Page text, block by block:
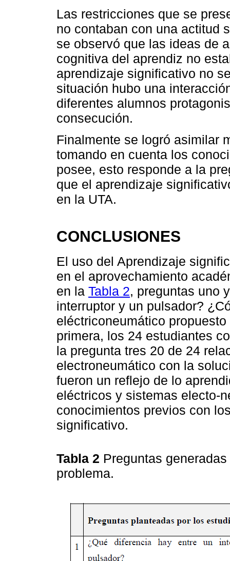
Las restricciones que se
no contaban con una actitud
se observó que las ideas de
cognitiva del aprendiz no
aprendizaje significativo no
situación hubo una
diferentes alumnos
consecución.
Finalmente se logró asimilar
tomando en cuenta los
posee, esto responde a la
que el aprendizaje
en la UTA.
CONCLUSIONES
El uso del Aprendizaje
en el aprovechamiento
en la Tabla 2, preguntas uno
interruptor y un pulsador?
eléctriconeumático
primera, los 24 estudiantes
la pregunta tres 20 de 24
electroneumático con la
fueron un reflejo de lo
eléctricos y sistemas electo-
conocimientos previos con
significativo.
Tabla 2 Preguntas
problema.